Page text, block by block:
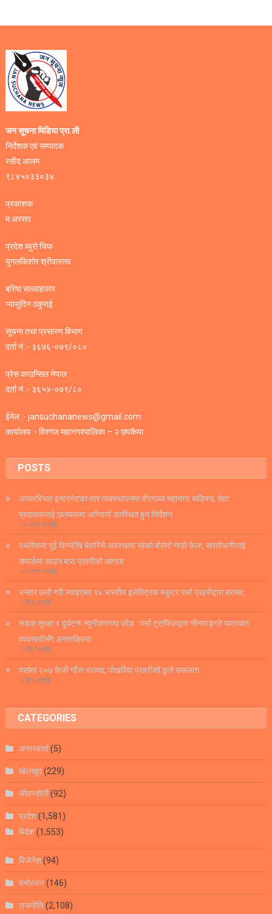
जन सूचना मिडिया प्रा.ली
निर्देशक एवं सम्पादक
रसीद आलम
९८४५०३३०३४
प्रकाशक
म.अरसद
प्रदेश ब्युरो चिफ
युगलकिशोर श्रीवास्तव
बरिष्ठ सल्लाहकार
ग्यासुदिन ठकुराई
सूचना तथा प्रसारण बिभाग
दर्ता नं :- ३६७६-०७९/०८०
प्रेस काउन्सिल नेपाल
दर्ता नं :- ३६५४-०७९/८०
ईमेल :- jansuchananews@gmail.com
कार्यालय :- विरगज महानगरपालिका – २ छपकैया
POSTS
अव्यवस्थित इन्टरनेटका तार व्यवस्थापनमा वीरगञ्ज महानगर सक्रिय, सेवा
प्रदायकलाई छलफलमा अनिवार्य उपस्थित हुन निर्देशन
१० घण्टा अगाडि
पथलैयामा दुई दिनदेखि बेवारिसे अवस्थामा रहेको बोलेरो गाडी फेला, सवारीधनीलाई
सम्पर्कमा आउन बारा प्रहरीको आग्रह
११ घण्टा अगाडि
भन्सार छली गरी ल्याइएका १४ भारतीय इलेक्ट्रिक स्कुटर पर्सा प्रहरीद्वारा बरामद
२ दिन अगाडि
सडक सुरक्षा र दुर्घटना न्यूनीकरणमा जोड : पर्सा ट्राफिकद्वारा तीनपाङ्ग्रे यातायात
व्यवसायीसँग अन्तरक्रिया
२ दिन अगाडि
पर्सामा २०७ केजी गाँजा बरामद, पोखरिया प्रहरीको ठूलो सफलता
२ दिन अगाडि
CATEGORIES
अन्तरबार्ता(5)
खेलखुद(229)
जीवनशैली(92)
प्रदेश(1,581)
बिदेश(1,553)
बिजेनेश(94)
मनोरंजन(146)
राजनीति(2,108)